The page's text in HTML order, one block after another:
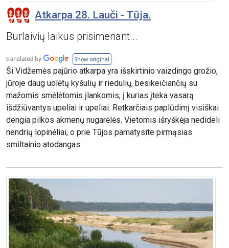
Atkarpa 28. Lauči - Tūja.
Burlaivių laikus prisimenant...
Show original
Ši Vidžemės pajūrio atkarpa yra išskirtinio vaizdingo grožio,
jūroje daug uolėtų kyšulių ir riedulių, besikeičiančių su
mažomis smėlėtomis įlankomis, į kurias įteka vasarą
išdžiūvantys upeliai ir upeliai. Retkarčiais paplūdimį visiškai
dengia pilkos akmenų nugarėlės. Vietomis išryškėja nedideli
nendrių lopinėliai, o prie Tūjos pamatysite pirmąsias
smiltainio atodangas.